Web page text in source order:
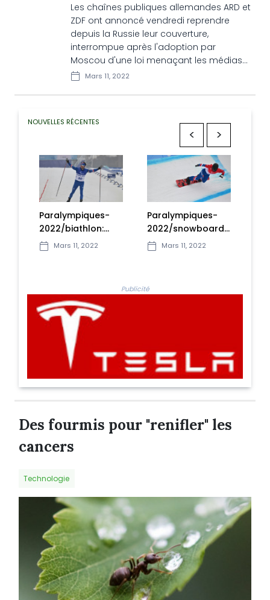
Les chaînes publiques allemandes ARD et
ZDF ont annoncé vendredi reprendre
depuis la Russie leur couverture,
interrompue après l'adoption par
Moscou d'une loi menaçant les médias
de sanctions pour toute diffusion
Mars 11, 2022
NOUVELLES RÉCENTES
Paralympiques-
2022/snowboard:
MaximeMars 11, 2022
Les rares
nouvelles sortant
de Marioupol
Mars 11, 2022
< >
Publicité
Des fourmis pour "renifler" les
cancers
Technologie